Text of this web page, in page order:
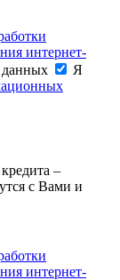
интернет-
данных
Я
–
с Вами и
интернет-